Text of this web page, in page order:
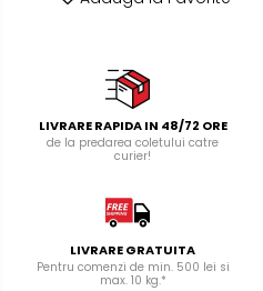
LIVRARE RAPIDA IN 48/72 ORE
de la predarea coletului catre
curier!
LIVRARE GRATUITA
Pentru comenzi de min. 500 lei si
max. 10 kg.*